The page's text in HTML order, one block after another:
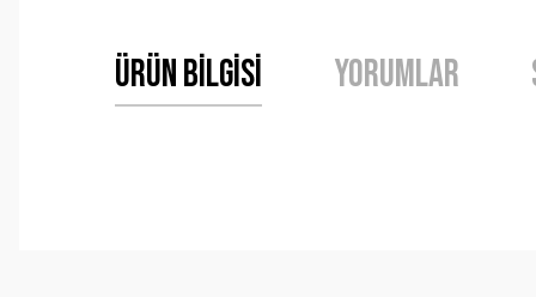
Ürün Bilgisi Yorumlar